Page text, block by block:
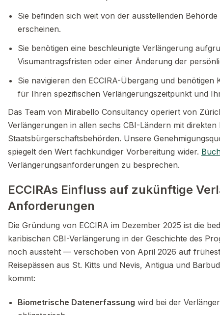
Sie befinden sich weit von der ausstellenden
erscheinen.
Sie benötigen eine beschleunigte Verlängerung
Visumantragsfristen oder einer Änderung der
Sie navigieren den ECCIRA-Übergang und
für Ihren spezifischen Verlängerungszeitpunkt und
Das Team von Mirabello Consultancy operiert von
Verlängerungen in allen sechs CBI-Ländern mit
Staatsbürgerschaftsbehörden. Unsere
spiegelt den Wert fachkundiger Vorbereitung wider.
Verlängerungsanforderungen zu besprechen.
ECCIRAs Einfluss auf zukünftige
Anforderungen
Die Gründung von ECCIRA im Dezember 2025 ist die
karibischen CBI-Verlängerung in der Geschichte des
noch aussteht — verschoben von April 2026 auf
Reisepässen aus St. Kitts und Nevis, Antigua und
kommt:
Biometrische Datenerfassung wird bei der